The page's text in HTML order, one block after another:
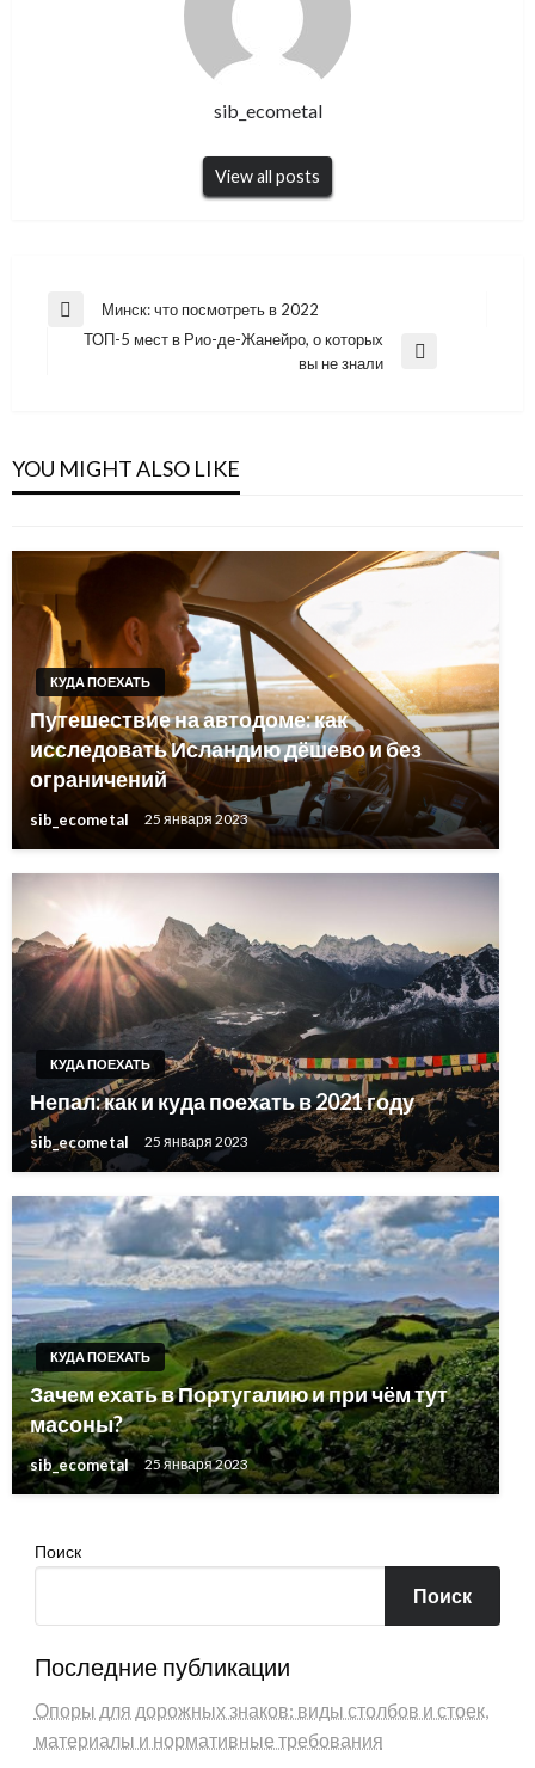
sib_ecometal
View all posts
Навигация
Previous
Минск: что посмотреть в 2022
ТОП-5 мест в Рио-де-Жанейро, о которых
вы не знали
YOU MIGHT ALSO LIKE
к посещению по мнению тревел-эксперта
sib_ecometal 25 января 2023
КУДА ПОЕХАТЬ
Путешествие на автодоме: как
исследовать Исландию дёшево и без
ограничений
sib_ecometal 25 января 2023
КУДА ПОЕХАТЬ
Непал: как и куда поехать в 2021 году
sib_ecometal 25 января 2023
КУДА ПОЕХАТЬ
Зачем ехать в Португалию и при чём тут
масоны?
sib_ecometal 25 января 2023
Поиск
Поиск
Последние публикации
Опоры для дорожных знаков: виды столбов и стоек,
материалы и нормативные требования